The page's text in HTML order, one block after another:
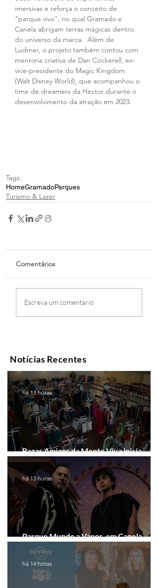
imersivas e reforça o conceito de
"parque vivo", no qual Gramado e
Canela abrigam terras mágicas dentro
do universo da marca.  Além de
Ludmer, o projeto também contou com
mentoria criativa de Dan Cockerell, ex-
vice-presidente do Magic Kingdom
(Walt Disney World), que acompanhou o
time de dreamers da Hector durante o
desenvolvimento da atração em 2023.
Tags:
HomeGramadoParques
Turismo & Lazer
Comentários
Escreva um comentário
Notícias Recentes
Bazar Amigos da Mente Viva inicia
arrecadação em Gramado e Canela
há 13 horas
Parque Mundo a Vapor, em Canela,
recebe festival eletrônico em agosto
há 13 horas
há 14 horas